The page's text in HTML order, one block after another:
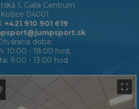
1, Galla Centrum
Košice 04001
+421 910 901 619
doba:
10:00 - 18:00 hod,
9:00 - 13:00 hod